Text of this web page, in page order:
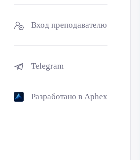
Вход преподавателю
Telegram
Разработано в Aphex